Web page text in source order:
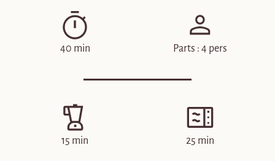
40 min Parts : 4 pers
15 min 25 min